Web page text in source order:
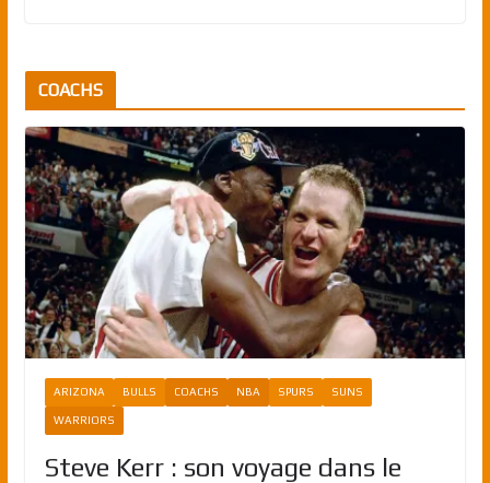
COACHS
ARIZONA BULLS COACHS NBA SPURS SUNS
WARRIORS
Steve Kerr : son voyage dans le